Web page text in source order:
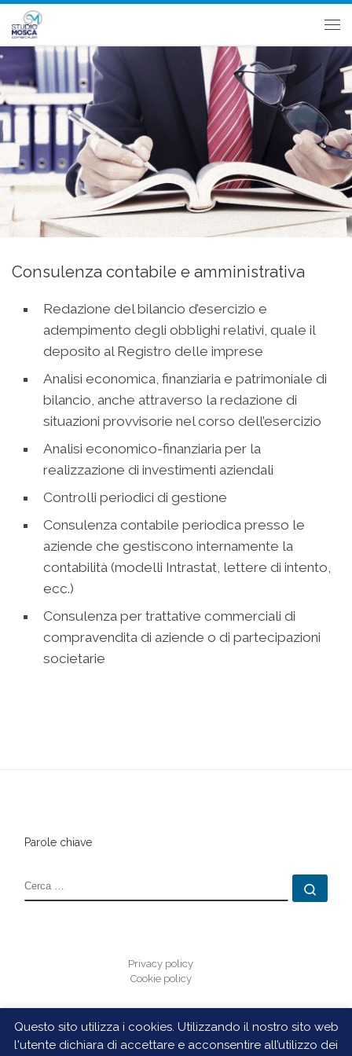
Passa al contenuto
Consulenza contabile e amministrativa
Redazione del bilancio d’esercizio e
adempimento degli obblighi relativi, quale il
deposito al Registro delle imprese
Analisi economica, finanziaria e patrimoniale di
bilancio, anche attraverso la redazione di
situazioni provvisorie nel corso dell’esercizio
Analisi economico-finanziaria per la
realizzazione di investimenti aziendali
Controlli periodici di gestione
Consulenza contabile periodica presso le
aziende che gestiscono internamente la
contabilità (modelli Intrastat, lettere di intento,
ecc.)
Consulenza per trattative commerciali di
compravendita di aziende o di partecipazioni
societarie
Parole chiave
CERCA
Privacy policy
Cookie policy
Questo sito utilizza i cookies. Utilizzando il nostro sito web
l'utente dichiara di accettare e acconsentire all’utilizzo dei